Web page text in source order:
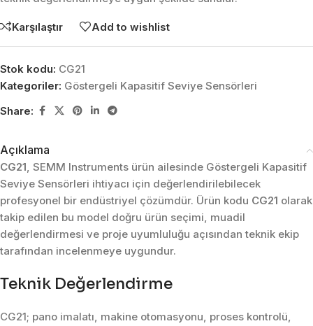
Karşılaştır Add to wishlist
Stok kodu: CG21
Kategoriler: Göstergeli Kapasitif Seviye Sensörleri
Share:
Açıklama
CG21, SEMM Instruments ürün ailesinde Göstergeli Kapasitif
Seviye Sensörleri ihtiyacı için değerlendirilebilecek
profesyonel bir endüstriyel çözümdür. Ürün kodu CG21 olarak
takip edilen bu model doğru ürün seçimi, muadil
değerlendirmesi ve proje uyumluluğu açısından teknik ekip
tarafından incelenmeye uygundur.
Teknik Değerlendirme
CG21; pano imalatı, makine otomasyonu, proses kontrolü,